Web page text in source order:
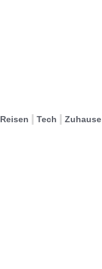
Reisen Tech Zuhause